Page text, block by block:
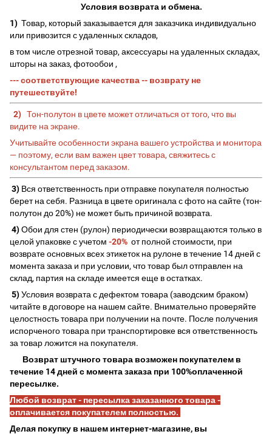
Условия возврата и обмена.
1) Товар, который заказывается для заказчика индивидуально
или привозится с удаленных складов,
в том числе отрезной товар, аксессуары на удаленных складах,
шторы на заказ, фотообои ,
--- соответствующие качества -- возврату не
путешествуйте!
2) Тон-полутон в цвете может отличаться от того, что вы
видите на экране.
Учитывайте особенности экрана вашего устройства и монитора
— поэтому, если вам важен цвет товара, свяжитесь с
консультантом перед заказом.
3) Вся ответственность при отправке покупателя полностью
берет на себя. Разница в цвете оригинала с фото на сайте (тон-
полутон до 20%) не может быть причиной возврата.
4)Обои для стен (рулон) периодически возвращаются только в
целой упаковке с учетом -20% от полной стоимости, при
возврате основных всех этикеток на рулоне в течение 14 дней с
момента заказа и при условии, что товар был отправлен на
склад, партия на складе имеется еще в остатках.
5)Условия возврата с дефектом товара (заводским браком)
читайте в договоре на нашем сайте. Внимательно проверяйте
целостность товара при получении на почте. После получения
испорченого товара при транспортировке вся ответственность
за товар ложится на покупателя.
Возврат штучного товара возможен покупателем в
течение 14 дней с момента заказа при 100%оплаченной
пересылке.
Любой возврат - пересылка заказанного товара -
оплачивается покупателем полностью.
Делая покупку в нашем интернет-магазине, вы